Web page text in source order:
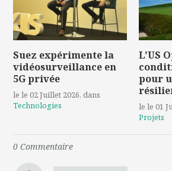
Suez expérimente la
vidéosurveillance en
5G privée
le le 02 Juillet 2026, dans
Technologies
L'US
pour
le le 01
Projets
0 Commentaire